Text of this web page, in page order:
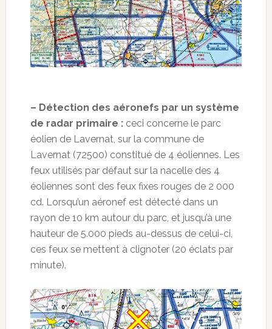
– Détection des aéronefs par un système
de radar primaire :ceci concerne le parc
éolien de Lavernat, sur la commune de
Lavernat (72500) constitué de 4 éoliennes. Les
feux utilisés par défaut sur la nacelle des 4
éoliennes sont des feux fixes rouges de 2 000
cd. Lorsqu’un aéronef est détecté dans un
rayon de 10 km autour du parc, et jusqu’à une
hauteur de 5.000 pieds au-dessus de celui-ci,
ces feux se mettent à clignoter (20 éclats par
minute).